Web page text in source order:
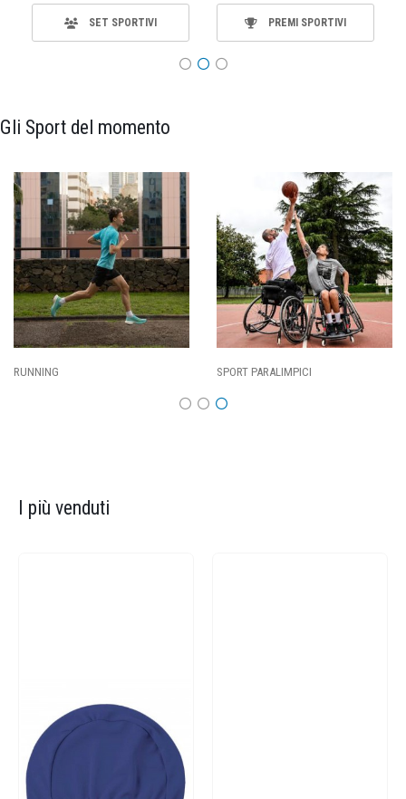
SET SPORTIVI PREMI SPORTIVI
Gli Sport del momento
SPORT PARALIMPICI CALCIO
I più venduti